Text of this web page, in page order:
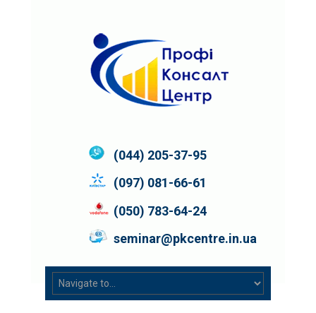
(044) 205-37-95
(097) 081-66-61
(050) 783-64-24
seminar@pkcentre.in.ua